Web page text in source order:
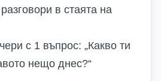
в стаята на
с 1 въпрос: „Какво ти
нещо днес?“